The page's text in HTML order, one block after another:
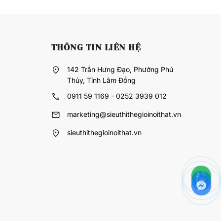
THÔNG TIN LIÊN HỆ
142 Trần Hưng Đạo, Phường Phú
Thủy, Tỉnh Lâm Đồng
0911 59 1169 - 0252 3939 012
marketing@sieuthithegioinoithat.vn
sieuthithegioinoithat.vn